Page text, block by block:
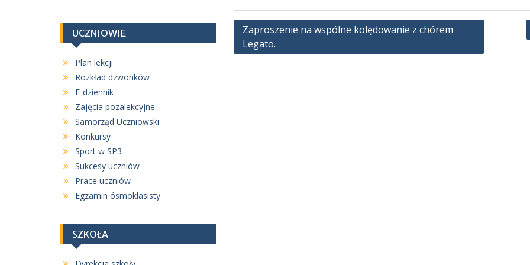
Zaproszenie na wspólne kolędowanie z chórem
Legato.
UCZNIOWIE
Plan lekcji
Rozkład dzwonków
E-dziennik
Zajęcia pozalekcyjne
Samorząd Uczniowski
Konkursy
Sport w SP3
Sukcesy uczniów
Prace uczniów
Egzamin ósmoklasisty
SZKOŁA